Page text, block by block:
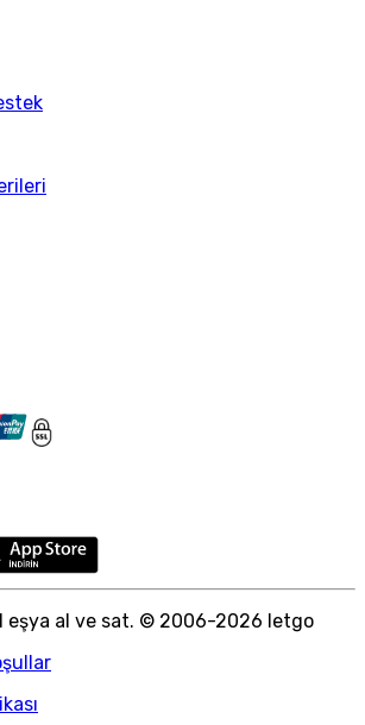
eşya al ve sat. © 2006-2026 letgo